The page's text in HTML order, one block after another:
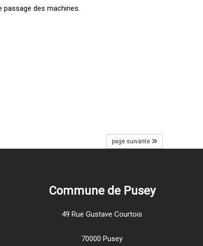
des machines.
page suivante
Commune de Pusey
49 Rue Gustave Courtois
70000 Pusey